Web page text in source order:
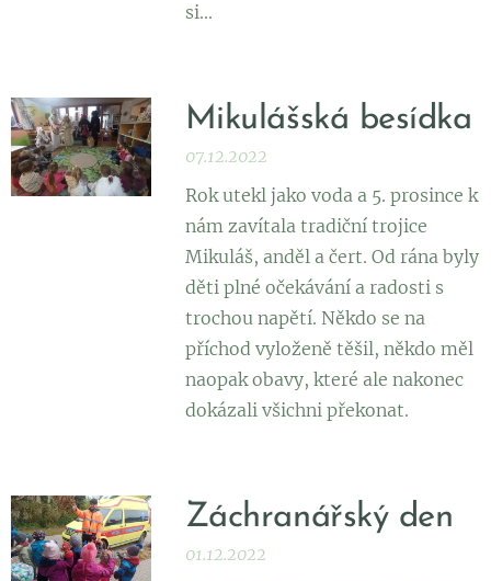
si...
Mikulášská besídka
07.12.2022
Rok utekl jako voda a 5. prosince k
nám zavítala tradiční trojice
Mikuláš, anděl a čert. Od rána byly
děti plné očekávání a radosti s
trochou napětí. Někdo se na
příchod vyloženě těšil, někdo měl
naopak obavy, které ale nakonec
dokázali všichni překonat.
Záchranářský den
01.12.2022